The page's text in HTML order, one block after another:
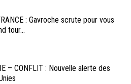
: Gavroche scrute pour vous
tour...
– CONFLIT : Nouvelle alerte des